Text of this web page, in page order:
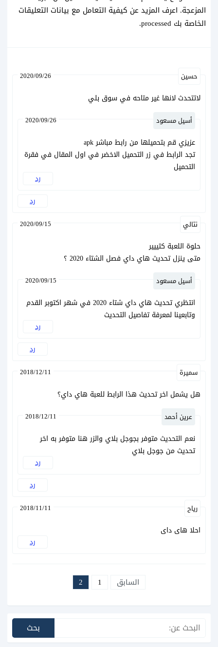
المزعجة. اعرف المزيد عن كيفية التعامل مع بيانات التعليقات
الخاصة بك processed
.
حسين 2020/09/26
لاتتحدث لانها غير متاحه في سوق بلي
رد
أسيل مسعود 2020/09/26
عزيزي قم بتحميلها من رابط مباشر apk
تجد الرابط في زر التحميل الاخضر في اول المقال في فقرة
التحميل
رد
نتالي 2020/09/15
حلوة اللعبة كتييير
متى ينزل تحديث هاي داي فصل الشتاء 2020 ؟
رد
أسيل مسعود 2020/09/15
انتظري تحديث هاي داي شتاء 2020 في شهر اكتوبر القدم
وتابعينا لمعرفة تفاصيل التحديث
رد
سميرة 2018/12/11
هل يشمل اخر تحديث هذا الرابط للعبة هاي داي؟
رد
عرين أحمد 2018/12/11
نعم التحديث متوفر بجوجل بلاي والزر هنا متوفر به اخر
تحديث من جوجل بلاي
رد
رياح 2018/11/11
احلا هاى داى
رد
السابق 1
2